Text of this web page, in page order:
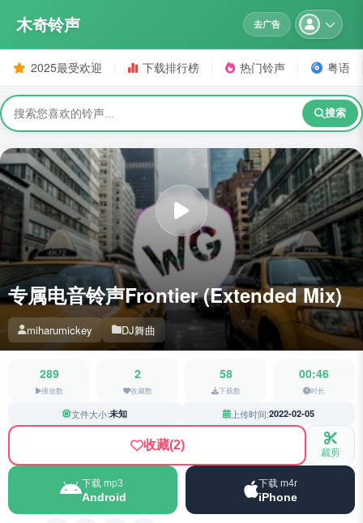
木奇铃声 去广告
2025最受欢迎 下载排行榜 热门铃声 粤语
搜索
专属电音铃声Frontier (Extended Mix)
miharumickey DJ舞曲
289
播放数
2
收藏数
58
下载数
00:46
时长
文件大小:未知 上传时间:2022-02-05
收藏(2) 裁剪
下载 mp3
Android
下载 m4r
iPhone